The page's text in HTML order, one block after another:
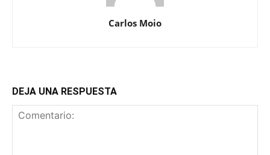
Carlos Moio
DEJA UNA RESPUESTA